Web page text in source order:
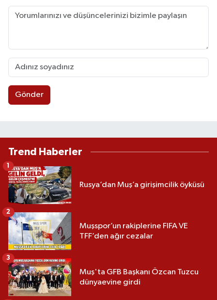
Gönder
Trend Haberler
Rusya’dan Muş’a girişimcilik öyküsü
1
Muşspor’un rakiplerine FIFA VE
TFF’den ağır cezalar
2
Muş'ta GFB Başkanı Özcan Tuzcu
dünyaevine girdi
3